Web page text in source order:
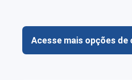
Acesse mais opções de